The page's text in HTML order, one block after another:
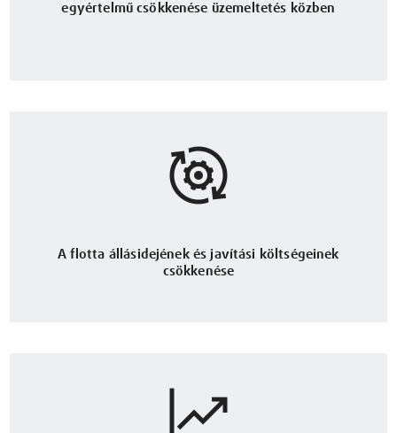
egyértelmű csökkenése üzemeltetés közben
A flotta állásidejének és javítási költségeinek
csökkenése